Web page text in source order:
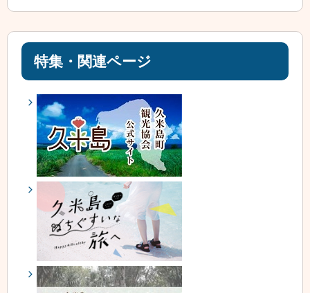
特集・関連ページ